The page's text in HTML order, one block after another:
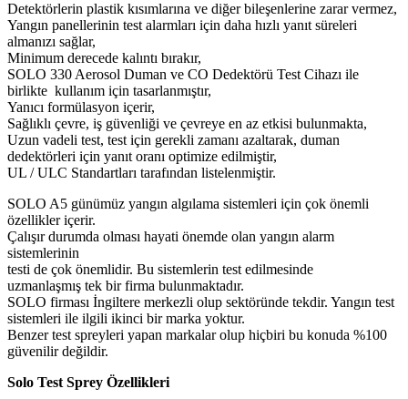
Detektörlerin plastik kısımlarına ve diğer bileşenlerine zarar vermez,
Yangın panellerinin test alarmları için daha hızlı yanıt süreleri
almanızı sağlar,
Minimum derecede kalıntı bırakır,
SOLO 330 Aerosol Duman ve CO Dedektörü Test Cihazı ile
birlikte kullanım için tasarlanmıştır,
Yanıcı formülasyon içerir,
Sağlıklı çevre, iş güvenliği ve çevreye en az etkisi bulunmakta,
Uzun vadeli test, test için gerekli zamanı azaltarak, duman
dedektörleri için yanıt oranı optimize edilmiştir,
UL / ULC Standartları tarafından listelenmiştir.
SOLO A5 günümüz yangın algılama sistemleri için çok önemli
özellikler içerir.
Çalışır durumda olması hayati önemde olan yangın alarm
sistemlerinin
testi de çok önemlidir. Bu sistemlerin test edilmesinde
uzmanlaşmış tek bir firma bulunmaktadır.
SOLO firması İngiltere merkezli olup sektöründe tekdir. Yangın test
sistemleri ile ilgili ikinci bir marka yoktur.
Benzer test spreyleri yapan markalar olup hiçbiri bu konuda %100
güvenilir değildir.
Solo Test Sprey Özellikleri